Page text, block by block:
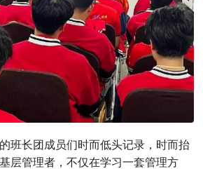
班长团成员们时而低头记录，时而抬
层管理者，不仅在学习一套管理方